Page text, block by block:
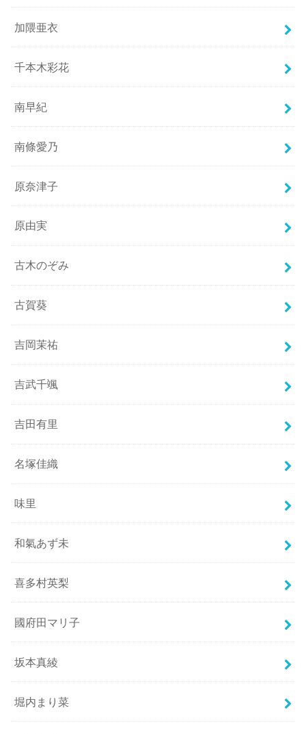
加隈亜衣
千本木彩花
南早紀
南條愛乃
原奈津子
原由実
古木のぞみ
古賀葵
吉岡茉祐
吉武千颯
吉田有里
名塚佳織
味里
和氣あず未
喜多村英梨
國府田マリ子
坂本真綾
堀内まり菜